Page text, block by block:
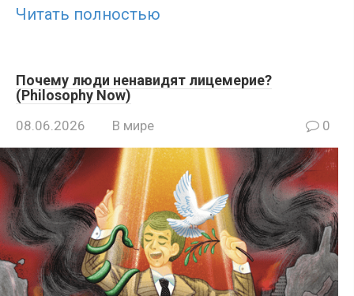
Читать полностью
Почему люди ненавидят лицемерие?
(Philosophy Now)
08.06.2026 В мире 0